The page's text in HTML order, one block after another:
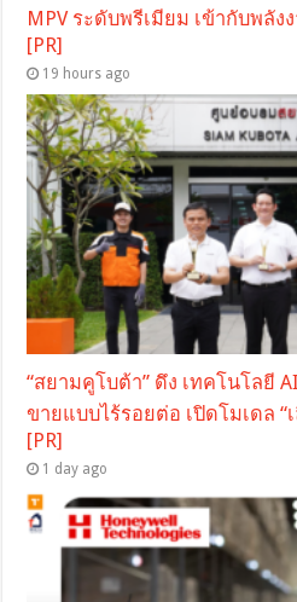
MPV ระดับพรีเมียม เข้ากับพลั
[PR]
19 hours ago
“สยามคูโบต้า” ดึง เทคโนโลยี
ขายแบบไร้รอยต่อ เปิดโมเดล
[PR]
1 day ago